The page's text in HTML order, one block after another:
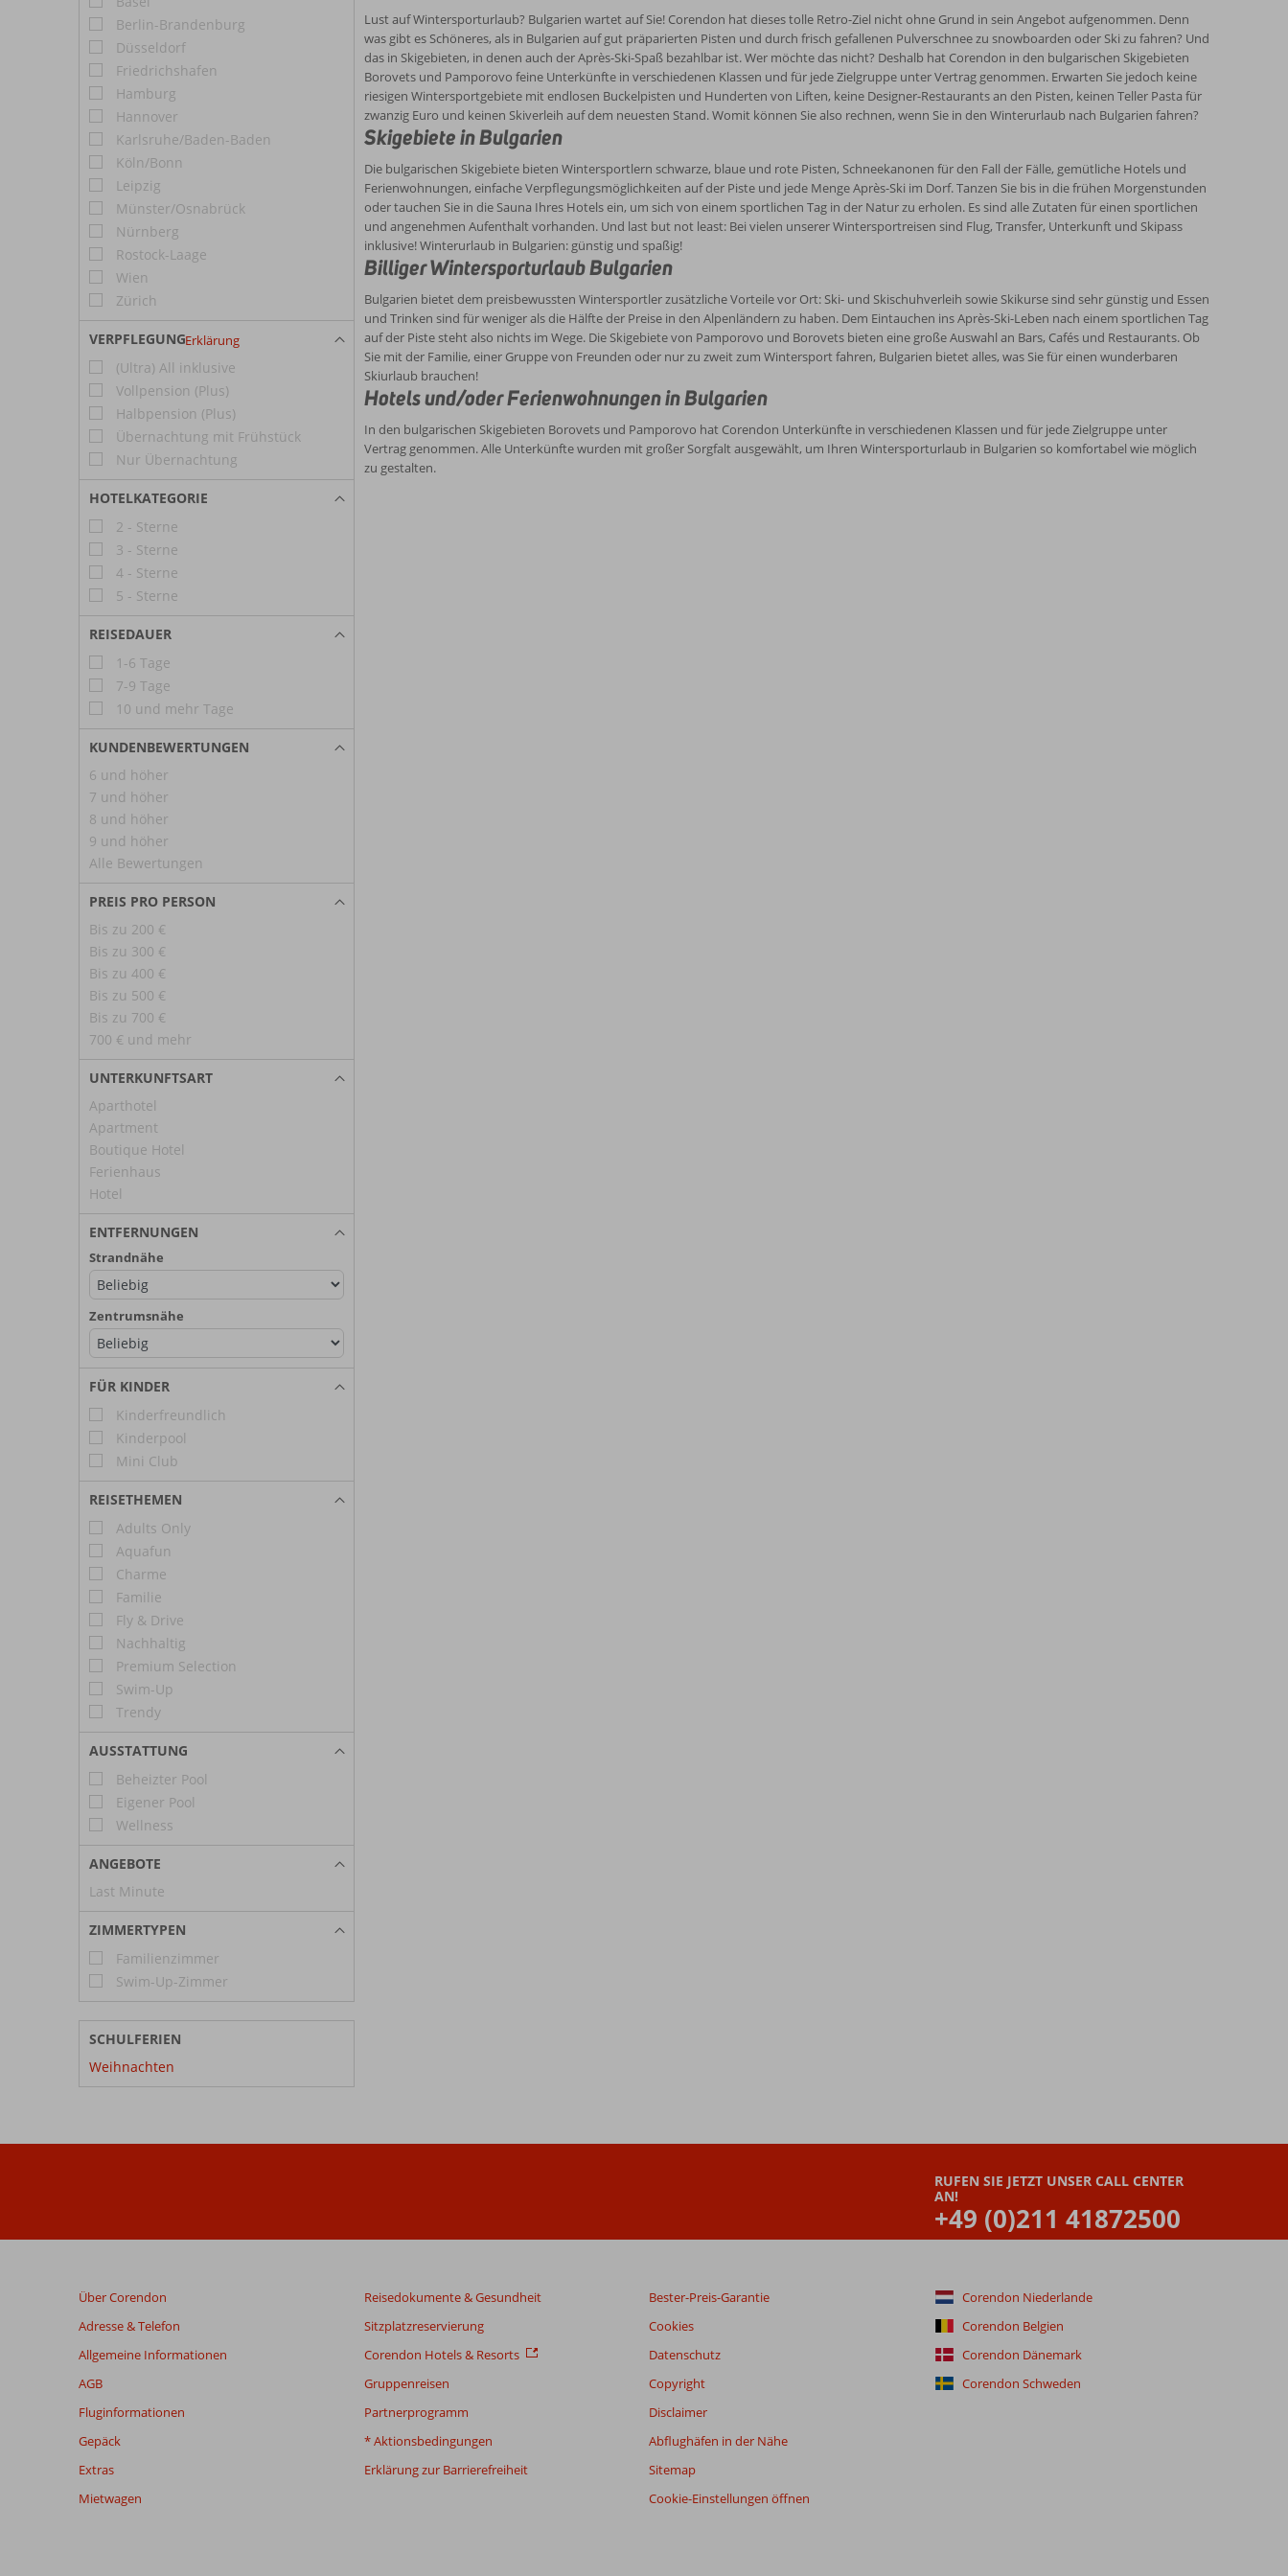
Berlin-Brandenburg
Düsseldorf
Friedrichshafen
Hamburg
Hannover
Karlsruhe/Baden-Baden
Köln/Bonn
Leipzig
Münster/Osnabrück
Nürnberg
Rostock-Laage
Wien
Zürich
VERPFLEGUNGErklärung
(Ultra) All inklusive
Vollpension (Plus)
Halbpension (Plus)
Übernachtung mit Frühstück
Nur Übernachtung
HOTELKATEGORIE
2 - Sterne
3 - Sterne
4 - Sterne
5 - Sterne
REISEDAUER
1-6 Tage
7-9 Tage
10 und mehr Tage
KUNDENBEWERTUNGEN
6 und höher
7 und höher
8 und höher
9 und höher
Alle Bewertungen
PREIS PRO PERSON
Bis zu 200 €
Bis zu 300 €
Bis zu 400 €
Bis zu 500 €
Bis zu 700 €
700 € und mehr
UNTERKUNFTSART
Aparthotel
Apartment
Boutique Hotel
Ferienhaus
Hotel
ENTFERNUNGEN
Strandnähe
Zentrumsnähe
FÜR KINDER
Kinderfreundlich
Kinderpool
Mini Club
REISETHEMEN
Adults Only
Aquafun
Charme
Familie
Fly & Drive
Nachhaltig
Premium Selection
Swim-Up
Trendy
AUSSTATTUNG
Beheizter Pool
Eigener Pool
Wellness
ANGEBOTE
Last Minute
ZIMMERTYPEN
Familienzimmer
Swim-Up-Zimmer
SCHULFERIEN
Weihnachten
Lust auf Wintersporturlaub? Bulgarien wartet auf Sie! Corendon hat dieses tolle Retro-Ziel nicht ohne Grund in sein Angebot aufgenommen. Denn
was gibt es Schöneres, als in Bulgarien auf gut präparierten Pisten und durch frisch gefallenen Pulverschnee zu snowboarden oder Ski zu fahren? Und
das in Skigebieten, in denen auch der Après-Ski-Spaß bezahlbar ist. Wer möchte das nicht? Deshalb hat Corendon in den bulgarischen Skigebieten
Borovets und Pamporovo feine Unterkünfte in verschiedenen Klassen und für jede Zielgruppe unter Vertrag genommen. Erwarten Sie jedoch keine
riesigen Wintersportgebiete mit endlosen Buckelpisten und Hunderten von Liften, keine Designer-Restaurants an den Pisten, keinen Teller Pasta für
zwanzig Euro und keinen Skiverleih auf dem neuesten Stand. Womit können Sie also rechnen, wenn Sie in den Winterurlaub nach Bulgarien fahren?
Skigebiete in Bulgarien
Die bulgarischen Skigebiete bieten Wintersportlern schwarze, blaue und rote Pisten, Schneekanonen für den Fall der Fälle, gemütliche Hotels und
Ferienwohnungen, einfache Verpflegungsmöglichkeiten auf der Piste und jede Menge Après-Ski im Dorf. Tanzen Sie bis in die frühen Morgenstunden
oder tauchen Sie in die Sauna Ihres Hotels ein, um sich von einem sportlichen Tag in der Natur zu erholen. Es sind alle Zutaten für einen sportlichen
und angenehmen Aufenthalt vorhanden. Und last but not least: Bei vielen unserer Wintersportreisen sind Flug, Transfer, Unterkunft und Skipass
inklusive! Winterurlaub in Bulgarien: günstig und spaßig!
Billiger Wintersporturlaub Bulgarien
Bulgarien bietet dem preisbewussten Wintersportler zusätzliche Vorteile vor Ort: Ski- und Skischuhverleih sowie Skikurse sind sehr günstig und Essen
und Trinken sind für weniger als die Hälfte der Preise in den Alpenländern zu haben. Dem Eintauchen ins Après-Ski-Leben nach einem sportlichen Tag
auf der Piste steht also nichts im Wege. Die Skigebiete von Pamporovo und Borovets bieten eine große Auswahl an Bars, Cafés und Restaurants. Ob
Sie mit der Familie, einer Gruppe von Freunden oder nur zu zweit zum Wintersport fahren, Bulgarien bietet alles, was Sie für einen wunderbaren
Skiurlaub brauchen!
Hotels und/oder Ferienwohnungen in Bulgarien
In den bulgarischen Skigebieten Borovets und Pamporovo hat Corendon Unterkünfte in verschiedenen Klassen und für jede Zielgruppe unter
Vertrag genommen. Alle Unterkünfte wurden mit großer Sorgfalt ausgewählt, um Ihren Wintersporturlaub in Bulgarien so komfortabel wie möglich
zu gestalten.
RUFEN SIE JETZT UNSER CALL CENTER
AN!
+49 (0)211 41872500
Über Corendon
Adresse & Telefon
Allgemeine Informationen
AGB
Fluginformationen
Gepäck
Extras
Mietwagen
Reisedokumente & Gesundheit
Sitzplatzreservierung
Corendon Hotels & Resorts
Gruppenreisen
Partnerprogramm
* Aktionsbedingungen
Erklärung zur Barrierefreiheit
Bester-Preis-Garantie
Cookies
Datenschutz
Copyright
Disclaimer
Abflughäfen in der Nähe
Sitemap
Cookie-Einstellungen öffnen
Corendon Niederlande
Corendon Belgien
Corendon Dänemark
Corendon Schweden